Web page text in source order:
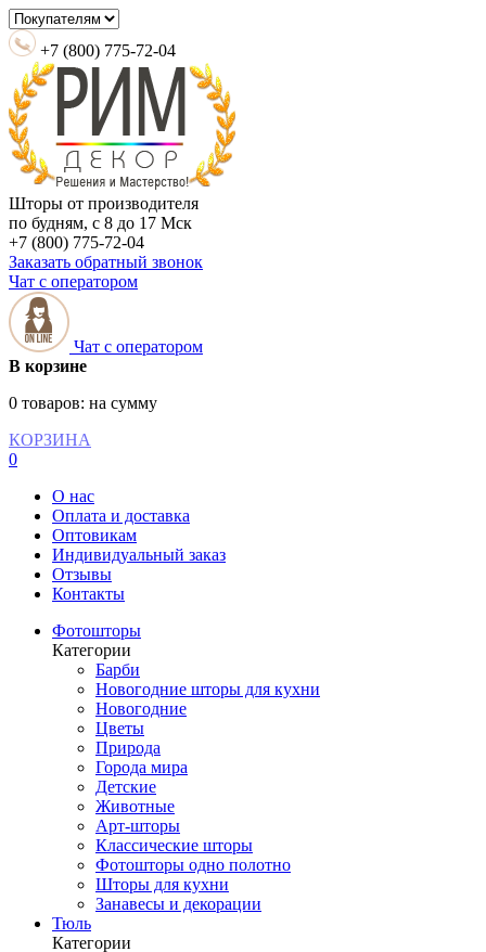
+7 (800) 775-72-04
Шторы от производителя
по будням, с 8 до 17 Мск
+7 (800) 775-72-04
Заказать обратный звонок
Чат с оператором
Чат с оператором
В корзине
0 товаров: на сумму
КОРЗИНА
0
О нас
Оплата и доставка
Оптовикам
Индивидуальный заказ
Отзывы
Контакты
Фотошторы
Категории
Барби
Новогодние шторы для кухни
Новогодние
Цветы
Природа
Города мира
Детские
Животные
Арт-шторы
Классические шторы
Фотошторы одно полотно
Шторы для кухни
Занавесы и декорации
Тюль
Категории